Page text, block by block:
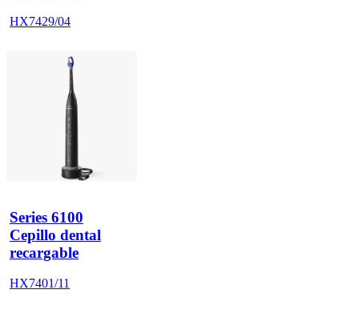
HX7429/04
Series 6100
Cepillo dental
recargable
HX7401/11